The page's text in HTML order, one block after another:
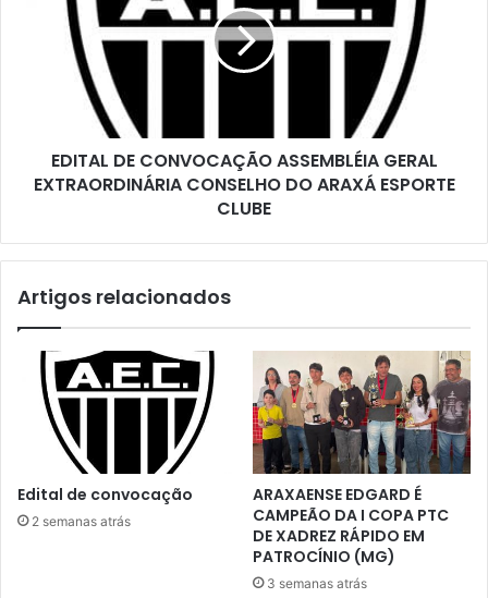
ASSEMBLÉIA
EXTRAORDINÁRIA
CONSELHO
ESPORTE
CLUBE
EDITAL DE CONVOCAÇÃO ASSEMBLÉIA GERAL
EXTRAORDINÁRIA CONSELHO DO ARAXÁ ESPORTE
CLUBE
Artigos relacionados
Edital de convocação
2 semanas atrás
ARAXAENSE EDGARD É
CAMPEÃO DA I COPA PTC
DE XADREZ RÁPIDO EM
PATROCÍNIO (MG)
3 semanas atrás